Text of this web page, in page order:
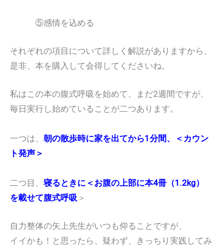
⑤感情を込める
それぞれの項目について詳しく解説がありますから、
是非、本を購入して会得してくださいね。
私はこの本の腹式呼吸を始めて、まだ2週間ですが、
毎日実行し始めていることが二つあります。
一つは、 朝の散歩時に家を出てから1分間、＜カウン
ト発声＞
二つ目、寝るときに＜お腹の上部に本4冊（1.2kg）
を載せて腹式呼吸 ＞
自力整体の矢上先生がいつも仰ることですが、
イイかも！と思ったら、疑わず、きっちり実践してみ